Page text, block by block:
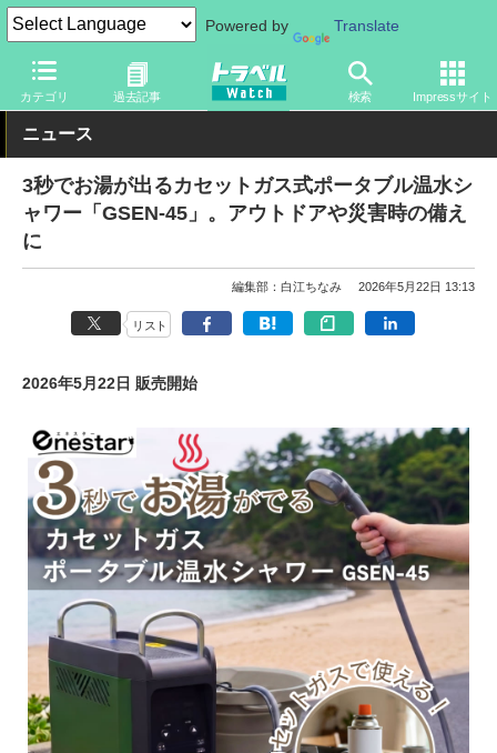
Powered by Translate
カテゴリ 過去記事 検索 Impressサイト
トラベル Watch 旅のアイテム 旅行グッズ アウトドア用品
ニュース
3秒でお湯が出るカセットガス式ポータブル温水シ
ャワー「GSEN-45」。アウトドアや災害時の備え
に
編集部：白江ちなみ 2026年5月22日 13:13
リスト
2026年5月22日 販売開始